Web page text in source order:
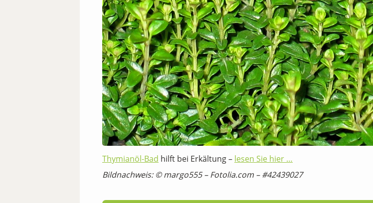
Thymianöl-Bad hilft bei Erkältung – lesen Sie hier …
Bildnachweis: © margo555 – Fotolia.com – #42439027